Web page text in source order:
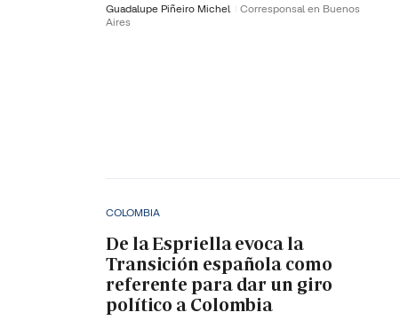
Guadalupe Piñeiro Michel
Corresponsal en Buenos
Aires
COLOMBIA
De la Espriella evoca la
Transición española como
referente para dar un giro
político a Colombia